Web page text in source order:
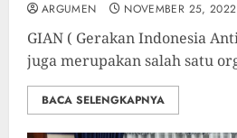
ARGUMEN NOVEMBER 25, 2022
GIAN ( Gerakan Indonesia
juga merupakan salah satu
BACA SELENGKAPNYA